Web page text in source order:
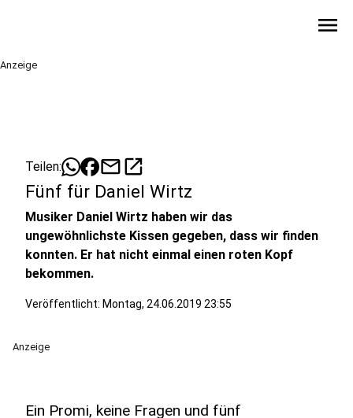
menu
Anzeige
Teilen: mailopen_in_new
Fünf für Daniel Wirtz
Musiker Daniel Wirtz haben wir das
ungewöhnlichste Kissen gegeben, dass wir finden
konnten. Er hat nicht einmal einen roten Kopf
bekommen.
Veröffentlicht: Montag, 24.06.2019 23:55
Anzeige
Ein Promi, keine Fragen und fünf